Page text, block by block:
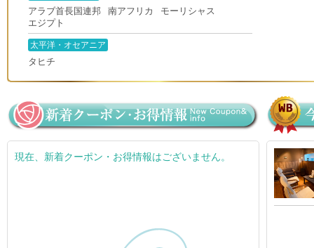
アラブ首長国連邦 南アフリカ
モーリシャス
エジプト
太平洋・オセアニア
タヒチ
現在、新着クーポン・お得情報はございません。